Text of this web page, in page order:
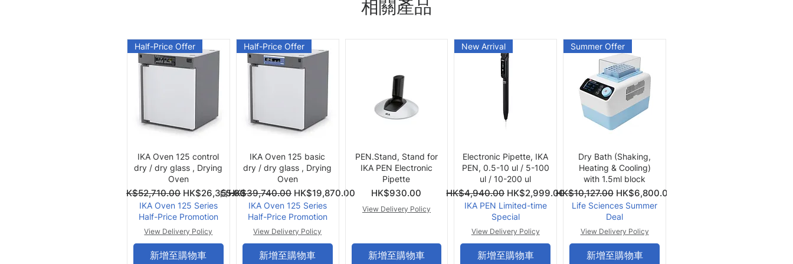
相關產品
快速瀏覽
Half-Price Offer
IKA Oven 125 control
dry / dry glass , Drying
Oven
一般價格
HK$52,710.00 HK$26,355.00
促銷價格
IKA Oven 125 Series
Half-Price Promotion
View Delivery Policy
新增至購物車
快速瀏覽
Half-Price Offer
IKA Oven 125 basic
dry / dry glass , Drying
Oven
自
一般價格
HK$39,740.00 HK$19,870.00
促銷價格
IKA Oven 125 Series
Half-Price Promotion
View Delivery Policy
新增至購物車
快速瀏覽
PEN.Stand, Stand for
IKA PEN Electronic
Pipette
價格
HK$930.00
View Delivery Policy
新增至購物車
快速瀏覽
New Arrival
Electronic Pipette, IKA
PEN, 0.5-10 ul / 5-100
ul / 10-200 ul
一般價格
HK$4,940.00 促銷價格
HK$2,999.00
IKA PEN Limited-time
Special
View Delivery Policy
新增至購物車
快速瀏覽
Summer Offer
Dry Bath (Shaking,
Heating & Cooling)
with 1.5ml block
一般價格
HK$10,127.00 促銷價格
HK$6,800.00
Life Sciences Summer
Deal
View Delivery Policy
新增至購物車